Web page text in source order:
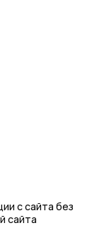
с сайта без
сайта